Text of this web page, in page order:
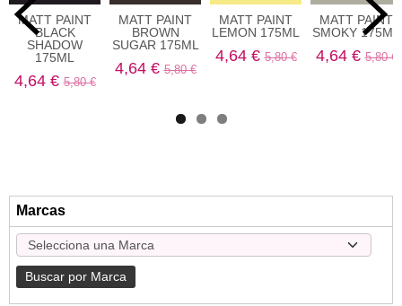
Marcas
MATT PAINT
BLACK
SHADOW
175ML
4,64 €5,80 €
MATT PAINT
BROWN
SUGAR 175ML
4,64 €5,80 €
MATT PAINT
LEMON 175ML
4,64 €5,80 €
MATT PAINT
SMOKY 175ML
4,64 €5,80 €